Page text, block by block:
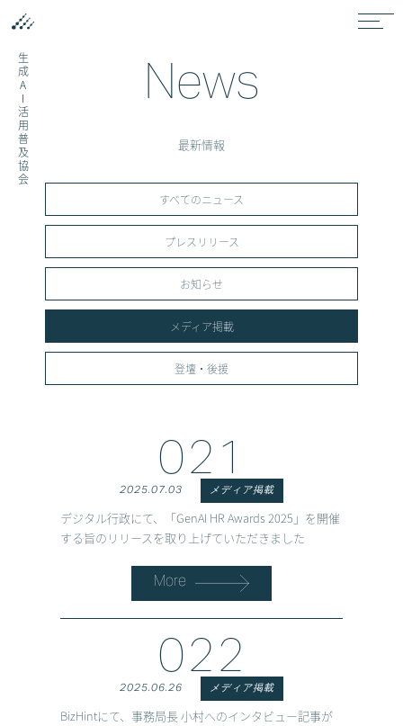
生成AI活用普及協会 News
最新情報
すべてのニュース
プレスリリース
お知らせ
メディア掲載
登壇・後援
021
2025.07.03 メディア掲載
デジタル行政にて、「GenAI HR Awards 2025」を開催
する旨のリリースを取り上げていただきました
More
022
2025.06.26 メディア掲載
BizHintにて、事務局長 小村へのインタビュー記事が